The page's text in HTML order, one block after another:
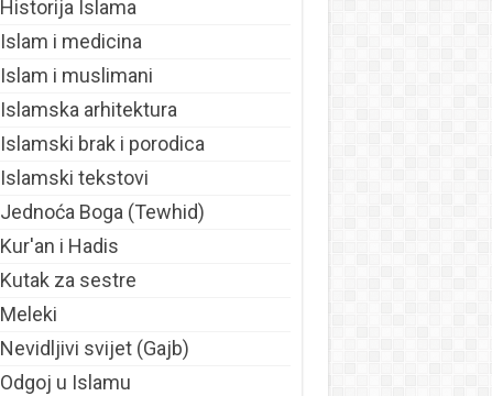
Historija Islama
Islam i medicina
Islam i muslimani
Islamska arhitektura
Islamski brak i porodica
Islamski tekstovi
Jednoća Boga (Tewhid)
Kur'an i Hadis
Kutak za sestre
Meleki
Nevidljivi svijet (Gajb)
Odgoj u Islamu